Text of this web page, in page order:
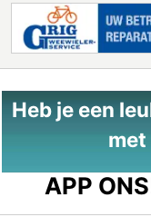
Heb je een
APP